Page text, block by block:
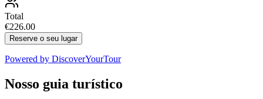
Total
€226.00
Reserve o seu lugar
Powered by DiscoverYourTour
Nosso guia turístico